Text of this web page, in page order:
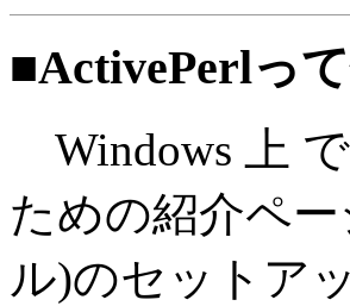
■ActivePerlっ
Windows 上
ための紹介ペ
ル)のセットア